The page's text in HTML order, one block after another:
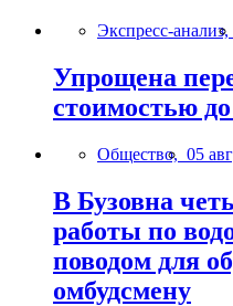
Экспресс-анализ,
Упрощена
стоимостью
Общество, 05
В Бузовна
работы по
поводом для
омбудсмену